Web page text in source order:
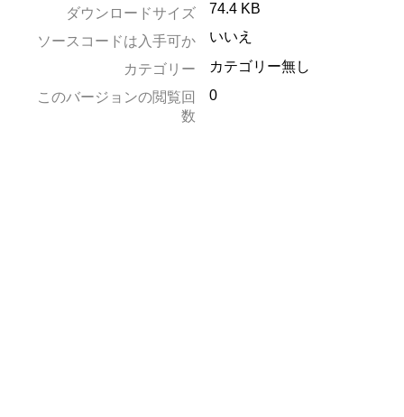
ダウンロードサイズ 74.4 KB
ソースコードは入手可か いいえ
カテゴリー
カテゴリー無し
このバージョンの閲覧回
数
0